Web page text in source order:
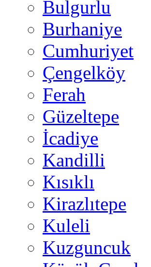
Bulgurlu
Burhaniye
Cumhuriyet
Çengelköy
Ferah
Güzeltepe
İcadiye
Kandilli
Kısıklı
Kirazlıtepe
Kuleli
Kuzguncuk